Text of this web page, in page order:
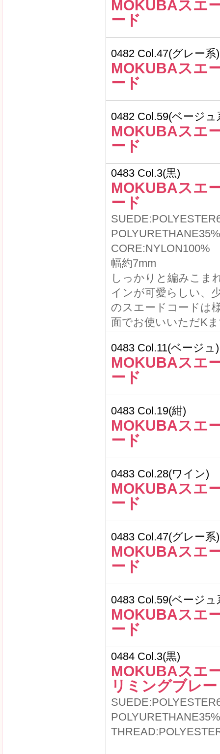
MOKUBAスエ
ード
0482 Col.47(グレー系)
MOKUBAスエ
ード
0482 Col.59(ベージュ
MOKUBAスエ
ード
0483 Col.3(黒)
MOKUBAスエ
ード
POLYURETHANE35%
CORE:NYLON100%
幅約7mm
しっかりと編みこま
インが可愛らしい、
のスエードコードは
面でお使いいただK
0483 Col.11(ベージュ)
MOKUBAスエ
ード
0483 Col.19(紺)
MOKUBAスエ
ード
0483 Col.28(ワイン)
MOKUBAスエ
ード
0483 Col.47(グレー系)
MOKUBAスエ
ード
0483 Col.59(ベージュ
MOKUBAスエ
ード
0484 Col.3(黒)
MOKUBAスエ
リミングブレ
POLYURETHANE35%